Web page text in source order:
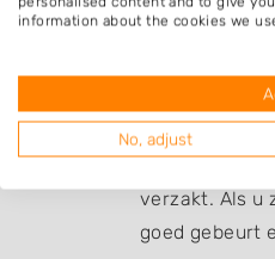
Er zijn veel
houten
invloed op de
past.
Daarnaast is
verzakt. Als u
goed gebeurt
information about the cookies we
No, adjust